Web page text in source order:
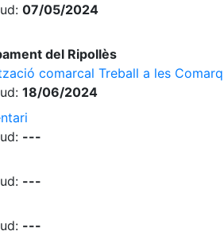
07/05/2024
del Ripollès
comarcal Treball a les
18/06/2024
---
---
---